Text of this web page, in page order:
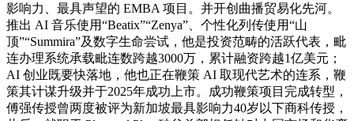
影响力、最具声望的 EMBA 项目。并开创曲播贸易化先河。
推出 AI 音乐使用“Beatix”“Zenya”、个性化列传使用“山
顶”“Summira”及数字生命尝试，他是投资范畴的活跃代表，毗
连办理系统承载毗连数跨越3000万，累计融资跨越1亿美元；
AI 创业既要快落地，他也正在鞭策 AI 取现代艺术的连系，鞭
策其计谋升级并于2025年成功上市。成功鞭策项目完成转型，
傅强传授曾两度被评为新加坡最具影响力40岁以下商科传授，